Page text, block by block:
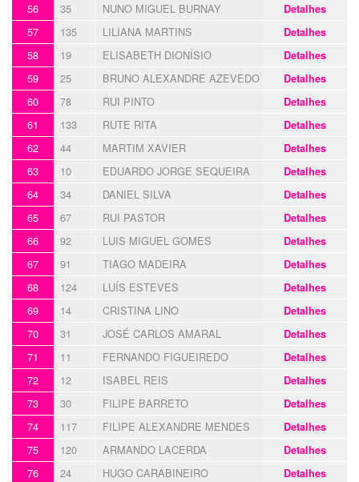
56 35 NUNO MIGUEL BURNAY Detalhes
57 135 LILIANA MARTINS Detalhes
58 19 ELISABETH DIONÍSIO Detalhes
59 25 BRUNO ALEXANDRE AZEVEDO Detalhes
60 78 RUI PINTO Detalhes
61 133 RUTE RITA Detalhes
62 44 MARTIM XAVIER Detalhes
63 10 EDUARDO JORGE SEQUEIRA Detalhes
64 34 DANIEL SILVA Detalhes
65 67 RUI PASTOR Detalhes
66 92 LUIS MIGUEL GOMES Detalhes
67 91 TIAGO MADEIRA Detalhes
68 124 LUÍS ESTEVES Detalhes
69 14 CRISTINA LINO Detalhes
70 31 JOSÉ CARLOS AMARAL Detalhes
71 11 FERNANDO FIGUEIREDO Detalhes
72 12 ISABEL REIS Detalhes
73 30 FILIPE BARRETO Detalhes
74 117 FILIPE ALEXANDRE MENDES Detalhes
75 120 ARMANDO LACERDA Detalhes
76 24 HUGO CARABINEIRO Detalhes